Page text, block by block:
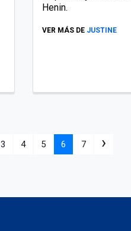
Henin.
VER MÁS DE JUSTINE
3 4 5 6 7 ›